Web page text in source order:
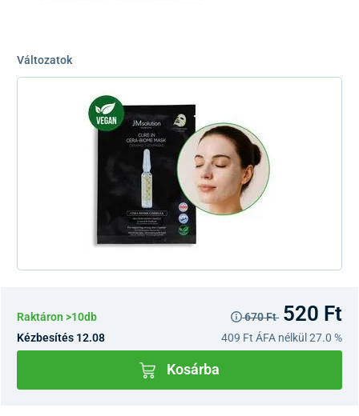
Változatok
Raktáron >10db 670 Ft 520 Ft
Kézbesítés 12.08 409 Ft ÁFA nélkül 27.0 %
Kosárba